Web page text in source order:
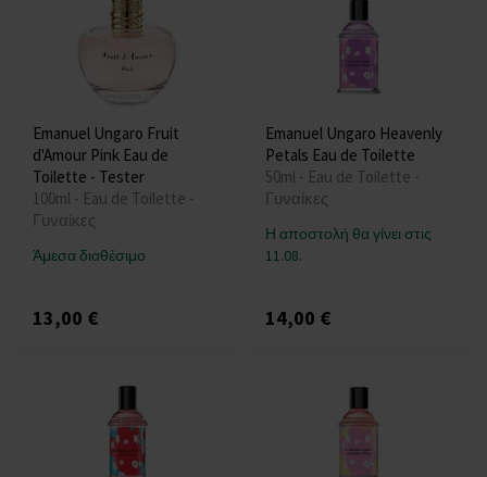
Emanuel Ungaro Fruit
d'Amour Pink Eau de
Toilette - Tester
100ml - Eau de Toilette -
Γυναίκες
Άμεσα διαθέσιμο
13,00 €
Emanuel Ungaro Heavenly
Petals Eau de Toilette
50ml - Eau de Toilette -
Γυναίκες
Η αποστολή θα γίνει στις
11.08.
14,00 €